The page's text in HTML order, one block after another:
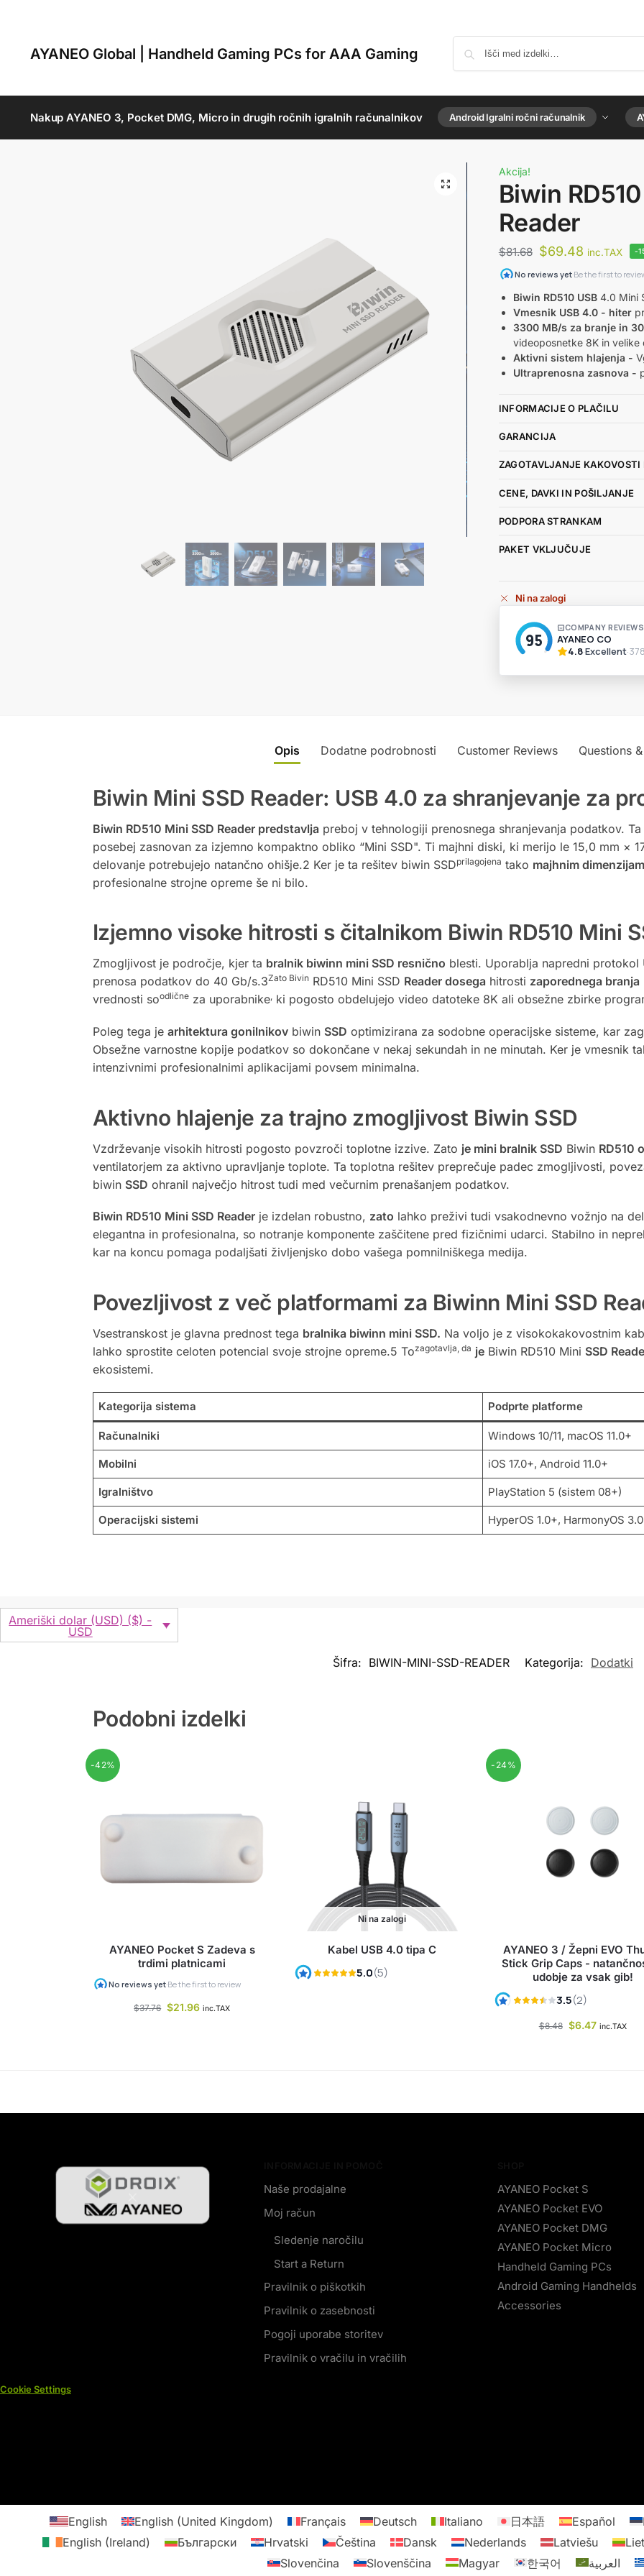
AYANEO Global | Handheld Gaming PCs for AAA Gaming
Nakup AYANEO 3, Pocket DMG, Micro in drugih ročnih igralnih računalnikov Android Igralni ročni računalnik
Akcija!
Biwin
Reader
$81.68 $69.48 inc.TAX -
Biwin RD510 USB4.0 Mini
Vmesnik USB 4.0 - hiter
3300 MB/s za branje in
videoposnetke 8K in velike
Aktivni sistem hlajenja -
Ultraprenosna zasnova -
INFORMACIJE O PLAČILU
GARANCIJA
ZAGOTAVLJANJE KAKOVOSTI
CENE, DAVKI IN POŠILJANJE
PODPORA STRANKAM
PAKET VKLJUČUJE
Ni na zalogi
Opis Dodatne podrobnosti Customer Reviews Questions
Biwin Mini SSD Reader: USB 4.0 za shranjevanje za
Biwin RD510 Mini SSD Reader predstavlja preboj v tehnologiji prenosnega shranjevanja podatkov.
posebej zasnovan za izjemno kompaktno obliko “Mini SSD". Ti majhni diski, ki merijo le 15,0 mm ×
delovanje potrebujejo natančno ohišje.2 Ker je ta rešitev biwin SSDprilagojena tako majhnim dimenzijam
profesionalne strojne opreme še ni bilo.
Izjemno visoke hitrosti s čitalnikom Biwin RD510 Mini
Zmogljivost je področje, kjer ta bralnik biwinn mini SSD resnično blesti. Uporablja napredni
prenosa podatkov do 40 Gb/s.3Zato BivinRD510 Mini SSD Reader dosega hitrosti zaporednega branja
vrednosti soodličneza uporabnike,ki pogosto obdelujejo video datoteke 8K ali obsežne zbirke
Poleg tega je arhitektura gonilnikovbiwin SSD optimizirana za sodobne operacijske sisteme, kar
Obsežne varnostne kopije podatkov so dokončane v nekaj sekundah in ne minutah. Ker je vmesnik
intenzivnimi profesionalnimi aplikacijami povsem minimalna.
Aktivno hlajenje za trajno zmogljivost Biwin SSD
Vzdrževanje visokih hitrosti pogosto povzroči toplotne izzive. Zato je mini bralnik SSD Biwin RD510
ventilatorjem za aktivno upravljanje toplote. Ta toplotna rešitev preprečuje padec zmogljivosti,
biwin SSD ohranil največjo hitrost tudi med večurnim prenašanjem podatkov.
Biwin RD510 Mini SSD Readerje izdelan robustno, zato lahko preživi tudi vsakodnevno vožnjo na
elegantna in profesionalna, so notranje komponente zaščitene pred fizičnimi udarci. Stabilno in
kar na koncu pomaga podaljšati življenjsko dobo vašega pomnilniškega medija.
Povezljivost z več platformami za Biwinn Mini SSD
Vsestranskost je glavna prednost tega bralnika biwinn mini SSD. Na voljo je z visokokakovostnim
lahko sprostite celoten potencial svoje strojne opreme.5 Tozagotavlja, da jeBiwin RD510 Mini SSD
ekosistemi.
Kategorija sistema Podprte platforme
Računalniki Windows 10/11, macOS 11.0+
Mobilni iOS 17.0+, Android 11.0+
Igralništvo PlayStation 5 (sistem 08+)
Operacijski sistemi HyperOS 1.0+, HarmonyOS
Ameriški dolar (USD) ($) -
USD
Šifra: BIWIN-MINI-SSD-READER Kategorija: Dodatki
Podobni izdelki
-42%
AYANEO Pocket S Zadeva s
trdimi platnicami
$37.76 $21.96 inc.TAX
Ni na zalogi
Kabel USB 4.0 tipa C
-24%
AYANEO 3 / Žepni EVO
Stick Grip Caps -
udobje za vsak gib!
$8.48 $6.47 inc.TAX
Naše prodajalne
Moj račun
Sledenje naročilu
Start a Return
Pravilnik o piškotkih
Pravilnik o zasebnosti
Pogoji uporabe storitev
Pravilnik o vračilu in vračilih
AYANEO Pocket S
AYANEO Pocket EVO
AYANEO Pocket DMG
AYANEO Pocket Micro
Handheld Gaming PCs
Android Gaming Handhelds
Accessories
Cookie Settings
English English (United Kingdom) Français Deutsch Italiano 日本語 Español
English (Ireland)
Български Hrvatski Čeština Dansk Nederlands Latviešu
Slovenčina
Slovenščina Magyar 한국어 العربية